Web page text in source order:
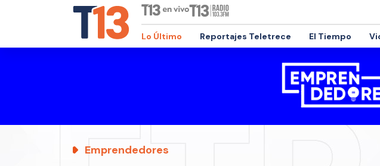
Lo Último Reportajes Teletrece El Tiempo
Emprendedores